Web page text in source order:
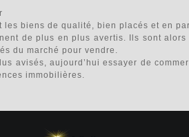
les biens de qualité, bien placés et en
de plus en plus avertis. Ils sont
du marché pour vendre.
avisés, aujourd’hui essayer de
immobilières.